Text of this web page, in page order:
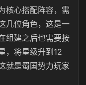
核心搭配阵容，需
几位角色，这是一
组建之后也需要按
，将星级升到12
就是蜀国势力玩家